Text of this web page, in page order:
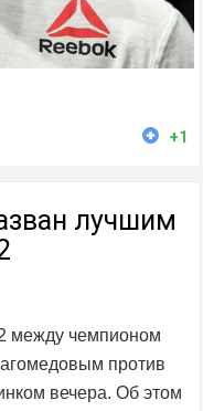
+1
лучшим
между чемпионом
против
вечера. Об этом